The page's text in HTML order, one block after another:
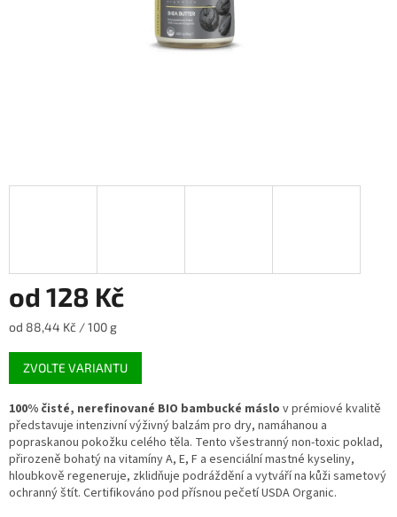
od 128 Kč
Měrná
od 88,44 Kč / 100 g
ZVOLTE VARIANTU
100% čisté, nerefinované BIO bambucké máslo v prémiové kvalitě
představuje intenzivní výživný balzám pro dry, namáhanou a
popraskanou pokožku celého těla. Tento všestranný non-toxic poklad,
přirozeně bohatý na vitamíny A, E, F a esenciální mastné kyseliny,
hloubkově regeneruje, zklidňuje podráždění a vytváří na kůži sametový
ochranný štít. Certifikováno pod přísnou pečetí USDA Organic.